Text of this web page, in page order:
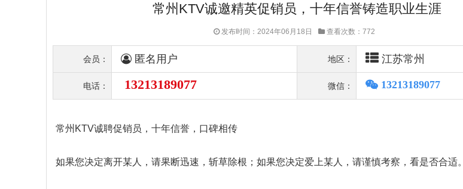
常州KTV诚邀精英促销员，十年信誉铸造职业生涯
发布时间：2024年06月18日 查看次数：772
会员： 匿名用户 地区： 江苏常州
电话： 13213189077 微信： 13213189077
常州KTV诚聘促销员，十年信誉，口碑相传
如果您决定离开某人，请果断迅速，斩草除根；如果您决定爱上某人，请谨慎考察，看是否合适。